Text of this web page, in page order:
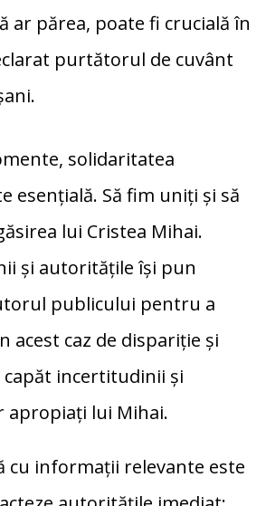
ar părea, poate fi crucială în
purtătorul de cuvânt
solidaritatea
esențială. Să fim uniți și să
lui Cristea Mihai.
și autoritățile își pun
publicului pentru a
acest caz de dispariție și
incertitudinii și
apropiați lui Mihai.
cu informații relevante este